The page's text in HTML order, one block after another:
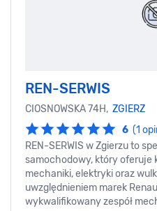
REN-SERWIS
CIOSNOWSKA 74H, ZGIERZ
6 (1
REN-SERWIS w Zgierzu to
samochodowy, który oferuje
mechaniki, elektryki oraz
uwzględnieniem marek
wykwalifikowany zespół